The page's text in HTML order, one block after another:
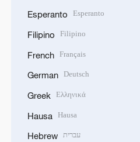
Esperanto Esperanto
Filipino Filipino
French Français
German Deutsch
Greek Ελληνικά
Hausa Hausa
Hebrew עברית